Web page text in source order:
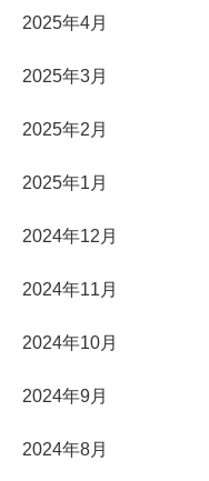
2025年4月
2025年3月
2025年2月
2025年1月
2024年12月
2024年11月
2024年10月
2024年9月
2024年8月